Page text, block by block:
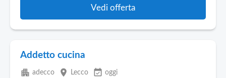
Vedi offerta
Addetto cucina
apartment adecco place Lecco event_available oggi